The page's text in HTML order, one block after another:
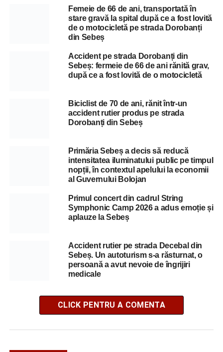
Femeie de 66 de ani, transportată în
stare gravă la spital după ce a fost lovită
de o motocicletă pe strada Dorobanți
din Sebeș
Accident pe strada Dorobanți din
Sebeș: fermeie de 66 de ani rănită grav,
după ce a fost lovită de o motocicletă
Biciclist de 70 de ani, rănit într-un
accident rutier produs pe strada
Dorobanți din Sebeș
Primăria Sebeș a decis să reducă
intensitatea iluminatului public pe timpul
nopții, în contextul apelului la economii
al Guvernului Bolojan
Primul concert din cadrul String
Symphonic Camp 2026 a adus emoție și
aplauze la Sebeș
Accident rutier pe strada Decebal din
Sebeș. Un autoturism s-a răsturnat, o
persoană a avut nevoie de îngrijiri
medicale
CLICK PENTRU A COMENTA